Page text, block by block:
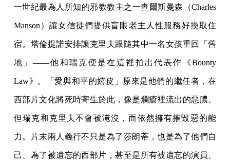
一世紀最為人所知的邪教教主之一查爾斯曼森（Charles
Manson）讓女信徒們提供盲眼老主人性服務好換取住
宿。塔倫提諾安排讓克里夫跟隨其中一名女孩重回「舊
地」——他和瑞克便是在這裡拍出代表作《Bounty
Law》。「愛與和平的嬉皮」原來是他們的繼任者，在
西部片文化將死時寄生於此，像是爛瘡裡流出的惡膿。
但瑞克和克里夫不會被淹沒，而依然擁有摧毀惡的能
力。片末兩人義行不只是為了莎朗蒂，也是為了他們自
己、為了被遺忘的西部片，甚至是所有被遺忘的演員、